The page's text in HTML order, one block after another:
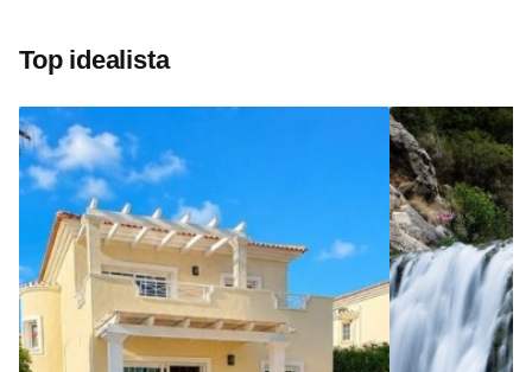
Top idealista